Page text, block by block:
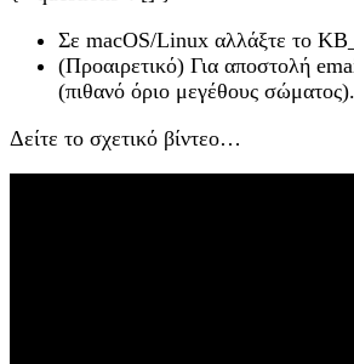
Σε macOS/Linux αλλάξτε το
(Προαιρετικό) Για αποστολή
(πιθανό όριο μεγέθους σώματος).
Δείτε το σχετικό βίντεο…